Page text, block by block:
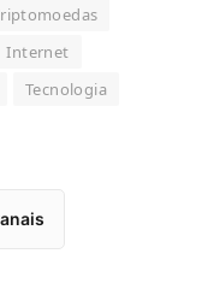
Internet
Tecnologia